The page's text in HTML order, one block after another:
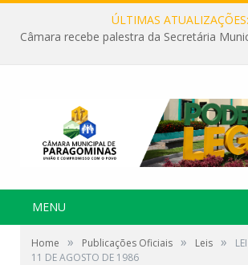
ÚLTIMAS ATUALIZAÇÕES:
MENU
Home » Publicações Oficiais » Leis »
11 DE AGOSTO DE 1986